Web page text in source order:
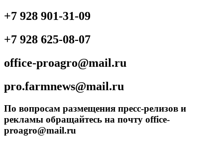
+7 928 901-31-09
+7 928 625-08-07
office-proagro@mail.ru
pro.farmnews@mail.ru
По вопросам размещения пресс-релизов и
рекламы обращайтесь на почту office-
proagro@mail.ru